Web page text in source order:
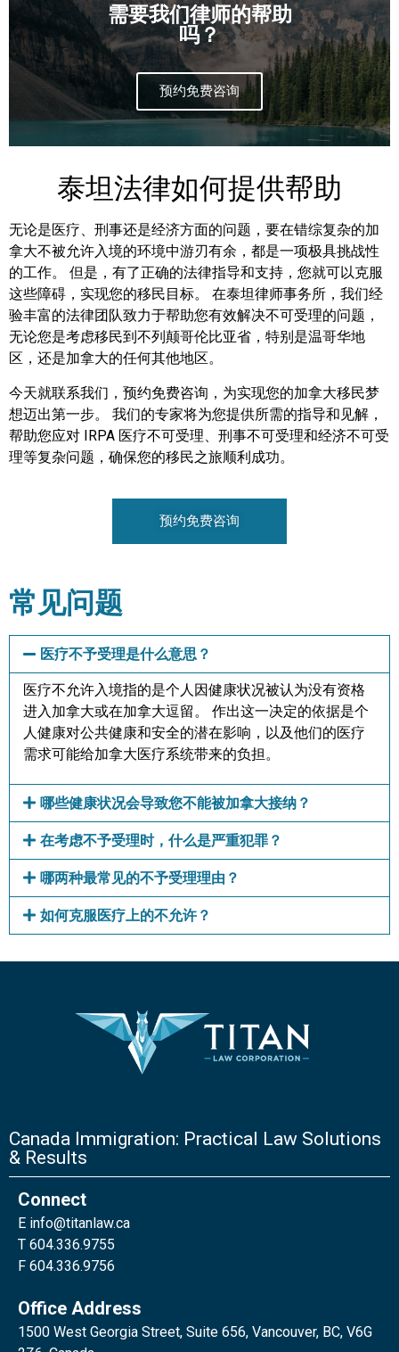
需要我们律师的帮助
吗？
预约免费咨询
泰坦法律如何提供帮助
无论是医疗、刑事还是经济方面的问题，要在错综复杂的加
拿大不被允许入境的环境中游刃有余，都是一项极具挑战性
的工作。 但是，有了正确的法律指导和支持，您就可以克服
这些障碍，实现您的移民目标。 在泰坦律师事务所，我们经
验丰富的法律团队致力于帮助您有效解决不可受理的问题，
无论您是考虑移民到不列颠哥伦比亚省，特别是温哥华地
区，还是加拿大的任何其他地区。
今天就联系我们，预约免费咨询，为实现您的加拿大移民梦
想迈出第一步。 我们的专家将为您提供所需的指导和见解，
帮助您应对 IRPA 医疗不可受理、刑事不可受理和经济不可受
理等复杂问题，确保您的移民之旅顺利成功。
预约免费咨询
常见问题
医疗不予受理是什么意思？
医疗不允许入境指的是个人因健康状况被认为没有资格
进入加拿大或在加拿大逗留。 作出这一决定的依据是个
人健康对公共健康和安全的潜在影响，以及他们的医疗
需求可能给加拿大医疗系统带来的负担。
哪些健康状况会导致您不能被加拿大接纳？
在考虑不予受理时，什么是严重犯罪？
哪两种最常见的不予受理理由？
如何克服医疗上的不允许？
Canada Immigration: Practical Law Solutions
& Results
Connect
E info@titanlaw.ca
T 604.336.9755
F 604.336.9756
Office Address
1500 West Georgia Street, Suite 656, Vancouver, BC, V6G